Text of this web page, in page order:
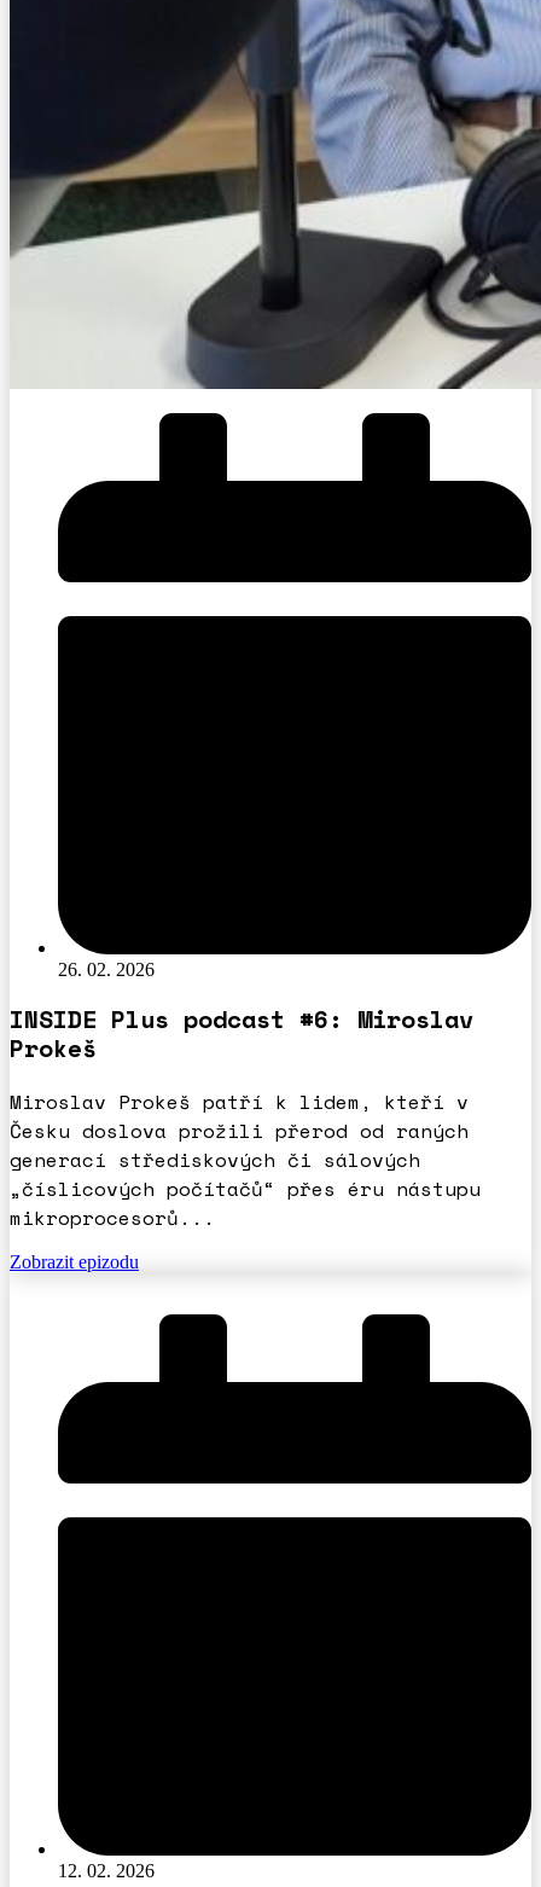
26. 02. 2026
INSIDE Plus podcast #6: Miroslav
Prokeš
Miroslav Prokeš patří k lidem, kteří v
Česku doslova prožili přerod od raných
generací střediskových či sálových
„číslicových počítačů“ přes éru nástupu
mikroprocesorů...
Zobrazit epizodu
12. 02. 2026